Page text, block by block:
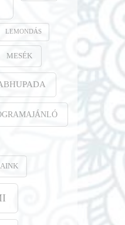
LEMONDÁS
MESÉK